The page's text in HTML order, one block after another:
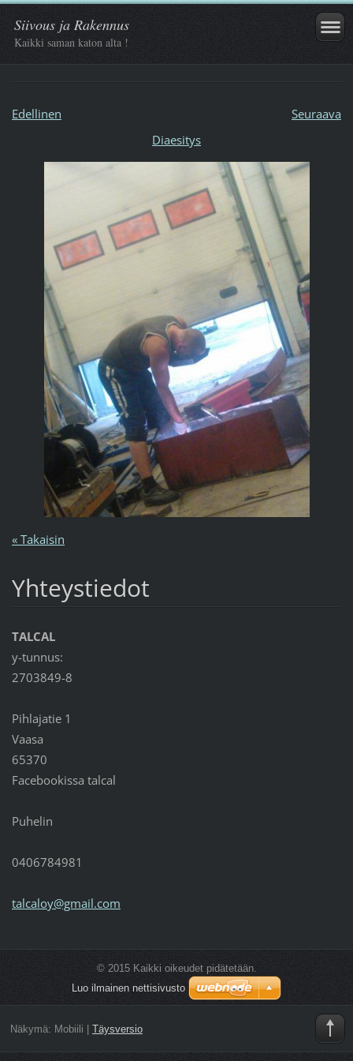
Siivous ja Rakennus
Kaikki saman katon alta !
Edellinen
Seuraava
Diaesitys
« Takaisin
Yhteystiedot
TALCAL
y-tunnus:
2703849-8
Pihlajatie 1
Vaasa
65370
Facebookissa talcal
Puhelin
0406784981
talcaloy@gmail.com
© 2015 Kaikki oikeudet pidätetään.
Luo ilmainen nettisivusto
Näkymä: Mobiili Täysversio